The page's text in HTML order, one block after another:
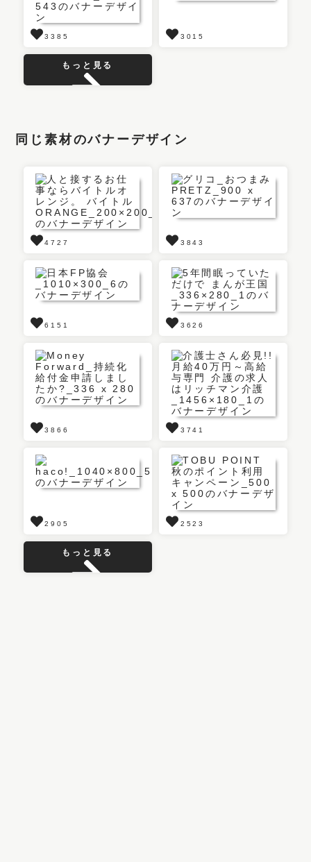
3385 3015
もっと見る
同じ素材のバナーデザイン
4727 3843
6151 3626
3866 3741
2905 2523
もっと見る